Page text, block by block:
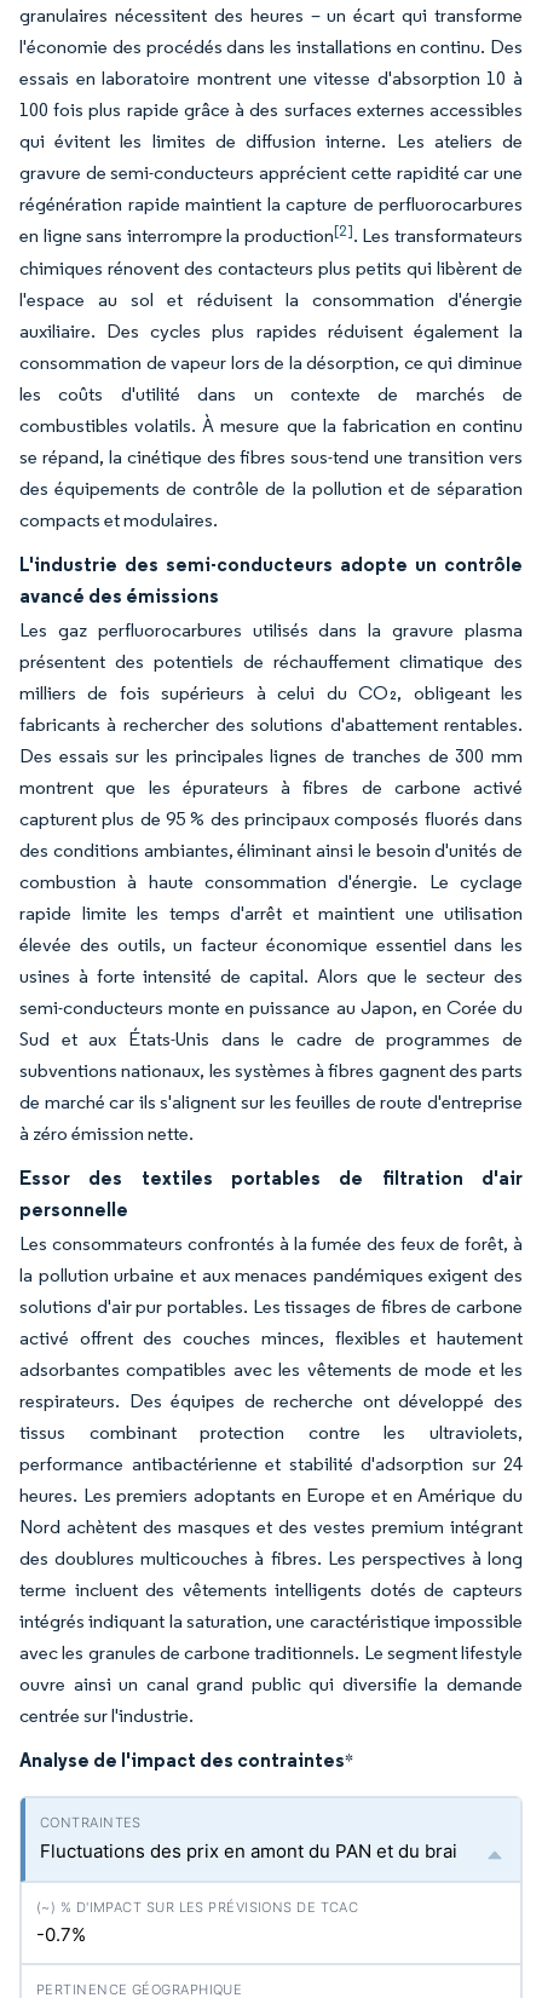
granulaires nécessitent des heures – un écart qui transforme
l'économie des procédés dans les installations en continu. Des
essais en laboratoire montrent une vitesse d'absorption 10 à
100 fois plus rapide grâce à des surfaces externes accessibles
qui évitent les limites de diffusion interne. Les ateliers de
gravure de semi-conducteurs apprécient cette rapidité car une
régénération rapide maintient la capture de perfluorocarbures
en ligne sans interrompre la production[2]. Les transformateurs
chimiques rénovent des contacteurs plus petits qui libèrent de
l'espace au sol et réduisent la consommation d'énergie
auxiliaire. Des cycles plus rapides réduisent également la
consommation de vapeur lors de la désorption, ce qui diminue
les coûts d'utilité dans un contexte de marchés de
combustibles volatils. À mesure que la fabrication en continu
se répand, la cinétique des fibres sous-tend une transition vers
des équipements de contrôle de la pollution et de séparation
compacts et modulaires.
L'industrie des semi-conducteurs adopte un contrôle
avancé des émissions
Les gaz perfluorocarbures utilisés dans la gravure plasma
présentent des potentiels de réchauffement climatique des
milliers de fois supérieurs à celui du CO₂, obligeant les
fabricants à rechercher des solutions d'abattement rentables.
Des essais sur les principales lignes de tranches de 300 mm
montrent que les épurateurs à fibres de carbone activé
capturent plus de 95 % des principaux composés fluorés dans
des conditions ambiantes, éliminant ainsi le besoin d'unités de
combustion à haute consommation d'énergie. Le cyclage
rapide limite les temps d'arrêt et maintient une utilisation
élevée des outils, un facteur économique essentiel dans les
usines à forte intensité de capital. Alors que le secteur des
semi-conducteurs monte en puissance au Japon, en Corée du
Sud et aux États-Unis dans le cadre de programmes de
subventions nationaux, les systèmes à fibres gagnent des parts
de marché car ils s'alignent sur les feuilles de route d'entreprise
à zéro émission nette.
Essor des textiles portables de filtration d'air
personnelle
Les consommateurs confrontés à la fumée des feux de forêt, à
la pollution urbaine et aux menaces pandémiques exigent des
solutions d'air pur portables. Les tissages de fibres de carbone
activé offrent des couches minces, flexibles et hautement
adsorbantes compatibles avec les vêtements de mode et les
respirateurs. Des équipes de recherche ont développé des
tissus combinant protection contre les ultraviolets,
performance antibactérienne et stabilité d'adsorption sur 24
heures. Les premiers adoptants en Europe et en Amérique du
Nord achètent des masques et des vestes premium intégrant
des doublures multicouches à fibres. Les perspectives à long
terme incluent des vêtements intelligents dotés de capteurs
intégrés indiquant la saturation, une caractéristique impossible
avec les granules de carbone traditionnels. Le segment lifestyle
ouvre ainsi un canal grand public qui diversifie la demande
centrée sur l'industrie.
Analyse de l'impact des contraintes*
Fluctuations des prix en amont du PAN et du brai
-0.7%